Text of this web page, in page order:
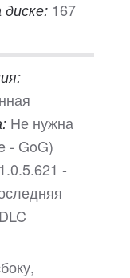
167
Не нужна
- GoG)
-